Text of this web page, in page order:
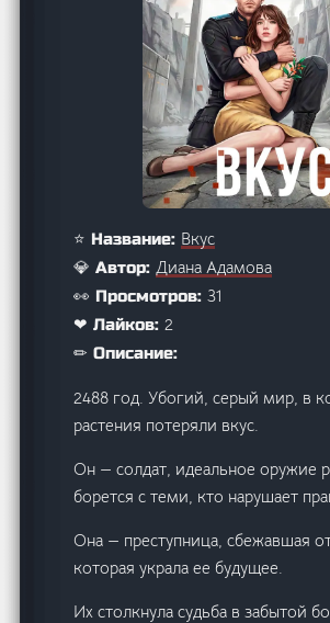
⭐ Название: Вкус
💎 Автор:Диана Адамова
👀 Просмотров:31
❤ Лайков:2
✏ Описание:
2488 год. Убогий, серый мир, в
растения потеряли вкус.
Он — солдат, идеальное оружие
борется с теми, кто нарушает
Она — преступница, сбежавшая
которая украла ее будущее.
Их столкнула судьба в забытой